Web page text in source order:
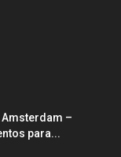
–
para...